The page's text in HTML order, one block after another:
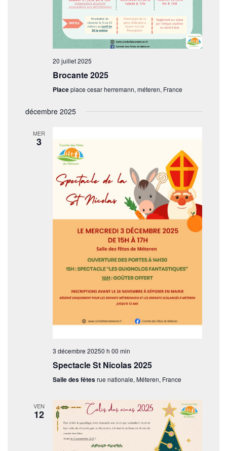
20 juillet 2025
Brocante 2025
Placeplace cesar herremann, méteren, France
décembre 2025
MER
3
3 décembre 20250 h 00 min
Spectacle St Nicolas 2025
Salle des fêtesrue nationale, Méteren, France
VEN
12